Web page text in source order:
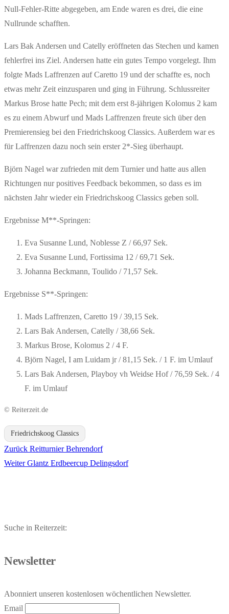
Null-Fehler-Ritte abgegeben, am Ende waren es drei, die eine
Nullrunde schafften.
Lars Bak Andersen und Catelly eröffneten das Stechen und kamen
fehlerfrei ins Ziel. Andersen hatte ein gutes Tempo vorgelegt. Ihm
folgte Mads Laffrenzen auf Caretto 19 und der schaffte es, noch
etwas mehr Zeit einzusparen und ging in Führung. Schlussreiter
Markus Brose hatte Pech; mit dem erst 8-jährigen Kolomus 2 kam
es zu einem Abwurf und Mads Laffrenzen freute sich über den
Premierensieg bei den Friedrichskoog Classics. Außerdem war es
für Laffrenzen dazu noch sein erster 2*-Sieg überhaupt.
Björn Nagel war zufrieden mit dem Turnier und hatte aus allen
Richtungen nur positives Feedback bekommen, so dass es im
nächsten Jahr wieder ein Friedrichskoog Classics geben soll.
Ergebnisse M**-Springen:
Eva Susanne Lund, Noblesse Z / 66,97 Sek.
Eva Susanne Lund, Fortissima 12 / 69,71 Sek.
Johanna Beckmann, Toulido / 71,57 Sek.
Ergebnisse S**-Springen:
Mads Laffrenzen, Caretto 19 / 39,15 Sek.
Lars Bak Andersen, Catelly / 38,66 Sek.
Markus Brose, Kolomus 2 / 4 F.
Björn Nagel, I am Luidam jr / 81,15 Sek. / 1 F. im Umlauf
Lars Bak Andersen, Playboy vh Weidse Hof / 76,59 Sek. / 4
F. im Umlauf
© Reiterzeit.de
Friedrichskoog Classics
Beitragsnavigation
Zurück Vorheriger
Beitrag:
Reitturnier Behrendorf
Weiter Nächster
Glantz Erdbeercup Delingsdorf
Suche in Reiterzeit:
Newsletter
Abonniert unseren kostenlosen wöchentlichen Newsletter.
Email